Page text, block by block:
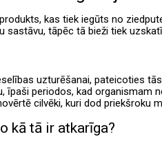
kas tiek iegūts no
sastāvu, tāpēc tā bieži tiek
uzturēšanai, pateicoties
īpaši periodos, kad organismam
cilvēki, kuri dod priekšroku
kā tā ir atkarīga?